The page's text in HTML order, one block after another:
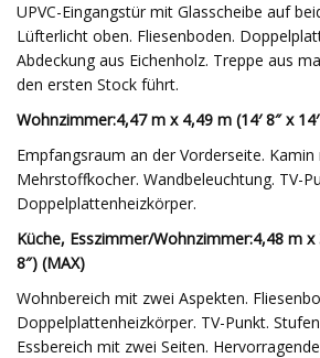
UPVC-Eingangstür mit Glasscheibe auf
Lüfterlicht oben. Fliesenboden.
Abdeckung aus Eichenholz. Treppe aus
den ersten Stock führt.
Wohnzimmer:4,47 m x 4,49 m (14′ 8″ x
Empfangsraum an der Vorderseite.
Mehrstoffkocher. Wandbeleuchtung. TV-
Doppelplattenheizkörper.
Küche, Esszimmer/Wohnzimmer:4,48 m x
8″) (MAX)
Wohnbereich mit zwei Aspekten.
Doppelplattenheizkörper. TV-Punkt.
Essbereich mit zwei Seiten.